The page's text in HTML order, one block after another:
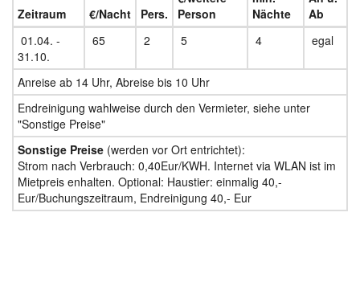
Zeitraum €/Nacht Pers.
Person
Nächte
Ab
01.04. -
31.10.
65 2 5 4 egal
Anreise ab 14 Uhr, Abreise bis 10 Uhr
Endreinigung wahlweise durch den Vermieter, siehe unter
"Sonstige Preise"
Sonstige Preise (werden vor Ort entrichtet):
Strom nach Verbrauch: 0,40Eur/KWH. Internet via WLAN ist im
Mietpreis enhalten. Optional: Haustier: einmalig 40,-
Eur/Buchungszeitraum, Endreinigung 40,- Eur